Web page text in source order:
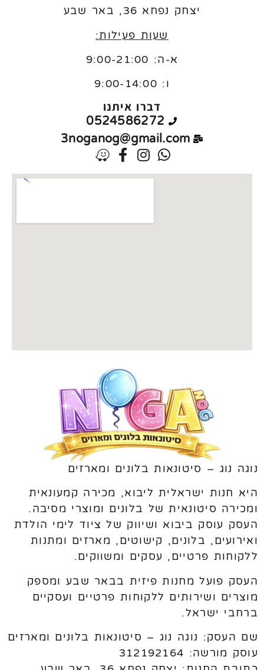
יצחק נפחא 36, באר שבע
שעות פעילות:
א-ה: 9:00-21:00
ו: 9:00-14:00
דברו איתנו
0524586272
3noganog@gmail.com
נוגה נוג – סיטונאות בלונים ומארזים
היא חנות ישראלית ליבוא, מכירה קמעונאית
ומכירה סיטונאית של בלונים ומוצרי מסיבה.
העסק עוסק ביבוא ושיווק של ציוד לימי הולדת
ואירועים, בלונים, קישוטים, מארזים ומתנות
ללקוחות פרטיים, עסקים ומשווקים.
העסק פועל מחנות פיזית בבאר שבע ומספק
מוצרים ושירותים ללקוחות פרטיים ועסקיים
ברחבי ישראל.
שם העסק: נוגה נוג – סיטונאות בלונים ומארזים
עוסק מורשה: 312192164